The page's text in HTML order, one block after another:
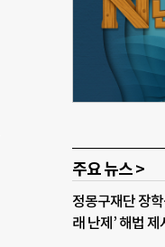
주요 뉴스 >
정몽구재단 장학
래 난제’ 해법 제